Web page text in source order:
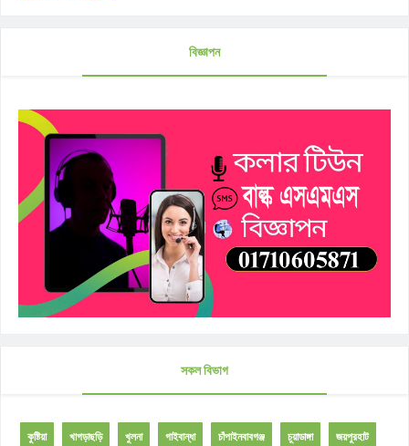
বিজ্ঞাপন
সকল বিভাগ
কুষ্টিয়া খাগড়াছড়ি খুলনা গাইবান্ধা চাঁপাইনবাবগঞ্জ চুয়াডাঙ্গা জয়পুরহাট